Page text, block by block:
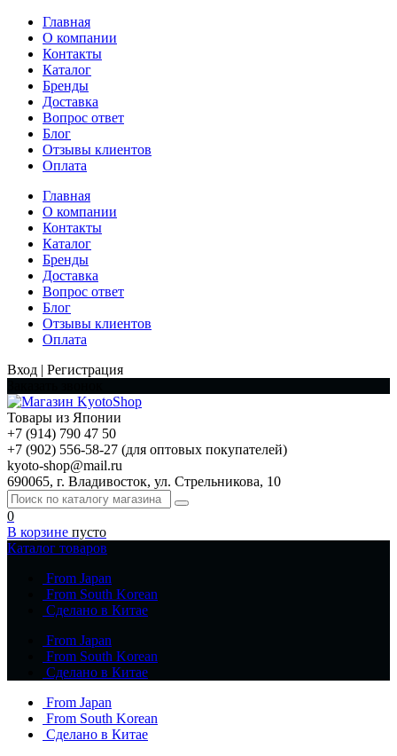
Главная
О компании
Контакты
Каталог
Бренды
Доставка
Вопрос ответ
Блог
Отзывы клиентов
Оплата
Главная
О компании
Контакты
Каталог
Бренды
Доставка
Вопрос ответ
Блог
Отзывы клиентов
Оплата
Вход | Регистрация
Товары из Японии
+7 (914) 790 47 50
+7 (902) 556-58-27 (для оптовых покупателей)
kyoto-shop@mail.ru
690065, г. Владивосток, ул. Стрельникова, 10
0
В корзине пусто
Каталог товаров
From Japan
From South Korean
Сделано в Китае
From Japan
From South Korean
Сделано в Китае
From Japan
From South Korean
Сделано в Китае